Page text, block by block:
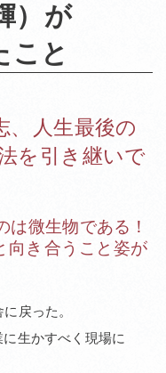
） が
こと
、 人生最後の
を 引き 継いで
は微生物である！
向き 合う こと 姿が
に 戻った。
に 生かすべく 現場に